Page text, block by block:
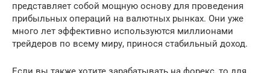
представляет собой мощную основу для проведения
прибыльных операций на валютных рынках. Они уже
много лет эффективно используются миллионами
трейдеров по всему миру, принося стабильный доход.